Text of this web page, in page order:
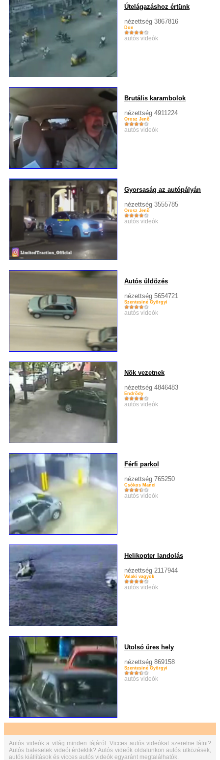
Útelágazáshoz értünk
nézettség 3867816
Don
autós videók
Brutális karambolok
nézettség 4911224
Orosz Jenõ
autós videók
Gyorsaság az autópályán
nézettség 3555785
Orosz Jenõ
autós videók
Autós üldözés
nézettség 5654721
Szentesiné Györgyi
autós videók
Nõk vezetnek
nézettség 4846483
Endrõdy
autós videók
Férfi parkol
nézettség 765250
Csókos Manci
autós videók
Helikopter landolás
nézettség 2117944
Valaki vagyok
autós videók
Utolsó üres hely
nézettség 869158
Szentesiné Györgyi
autós videók
Autós videók a világ minden tájáról. Vicces autós videókat szeretne látni?
Autós balesetek videói érdeklik? Autós videók oldalunkon autós ütközések,
autós kiállítások és vicces autós videók egyaránt megtalálhatók.